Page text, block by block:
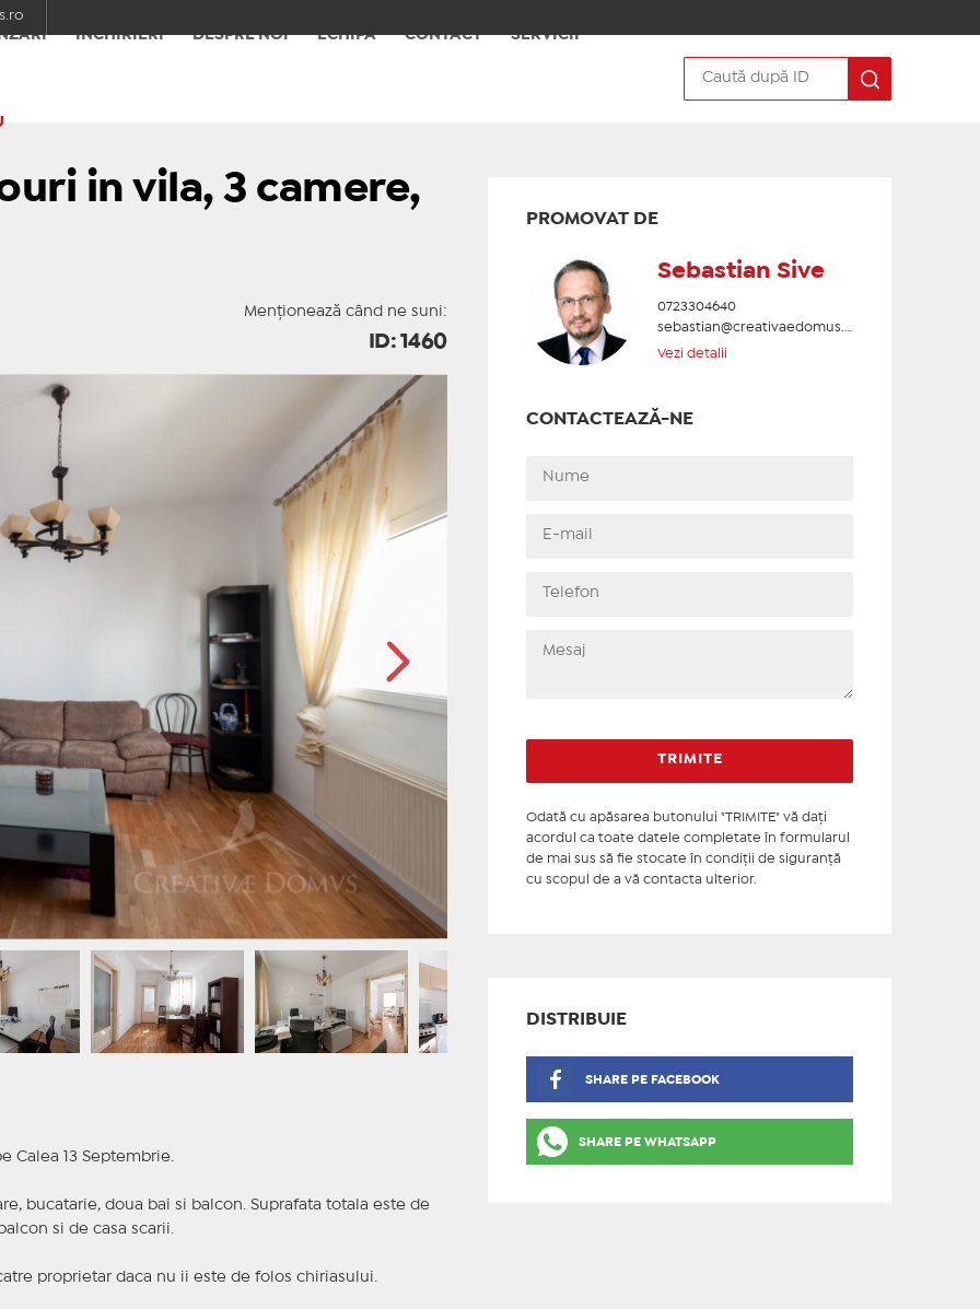
ÎNCHIRIERI DESPRE NOI ECHIPA CONTACT SERVICII
in vila, 3 camere,
Menționează când ne suni:
ID: 1460
Calea 13 Septembrie.
bucatarie, doua bai si balcon. Suprafata totala este de
si de casa scarii.
proprietar daca nu ii este de folos chiriasului.
PROMOVAT DE
Sebastian Sive
0723304640
Vezi detalii
CONTACTEAZĂ-NE
Odată cu apăsarea butonului "TRIMITE" vă daţi
acordul ca toate datele completate în formularul
de mai sus să fie stocate în condiţii de siguranţă
cu scopul de a vă contacta ulterior.
DISTRIBUIE
SHARE PE FACEBOOK
SHARE PE WHATSAPP